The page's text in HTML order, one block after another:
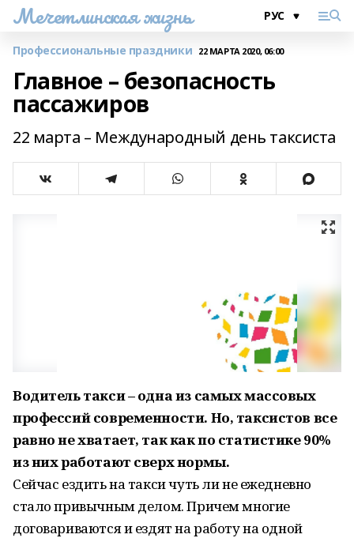
Мечетлинская жизнь
Профессиональные праздники 22 МАРТА 2020, 06:00
Главное – безопасность
пассажиров
22 марта – Международный день таксиста
Водитель такси – одна из самых массовых
профессий современности. Но, таксистов все
равно не хватает, так как по статистике 90%
из них работают сверх нормы.
Сейчас ездить на такси чуть ли не ежедневно
стало привычным делом. Причем многие
договариваются и ездят на работу на одной